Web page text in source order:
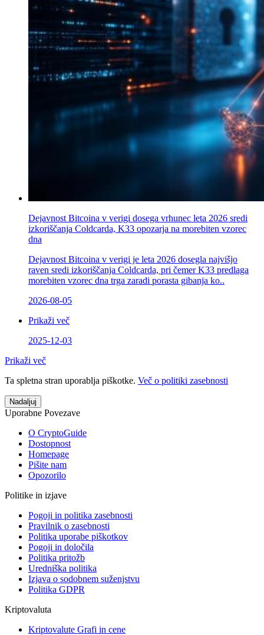
Dejavnost Bitcoina v verigi dosega vrhunec leta 2026 sredi
izkoriščanja Coldcarda, K33 opozarja na morebiten vzorec
dna
Dejavnost Bitcoina v verigi je leta 2026 dosegla najvišjo
raven sredi izkoriščanja Coldcarda, pri čemer K33 predlaga
morebiten vzorec dna trga zaradi porasta gibanja ko..
2026-08-05
Prikaži več
2025-12-03
Prikaži več
Ta spletna stran uporablja piškotke. Več o politiki zasebnosti
Nadaljuj
Uporabne Povezave
O CryptoGuide
Dostopnost
Homepage
Pišite nam
Opozorilo
Politike in izjave
Pogoji in politika zasebnosti
Pravilnik o zasebnosti
Politika uporabe piškotkov
Pogoji in določila
Politika pritožb
Uredniška politika
Izjava o sodobnem suženjstvu
Politika GDPR
Kriptovaluta
Kriptovalute Grafi in cene